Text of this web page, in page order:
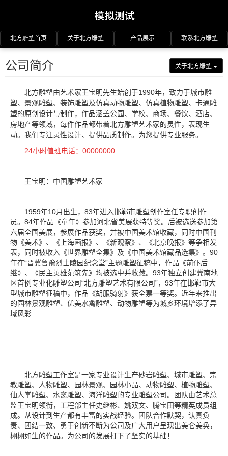
北方雕塑首页 关于北方雕塑 产品展示 联系北方雕塑
公司简介 关于北方雕塑
北方雕塑由艺术家王宝明先生始创于1990年，致力于城市雕
塑、景观雕塑、装饰雕塑及仿真动物雕塑、仿真植物雕塑、卡通雕
塑的原创设计与制作，作品涵盖公园、学校、商场、餐饮、酒店、
房地产等领域，每件作品都带着北方雕塑艺术家的灵性，表现生
动。我们专注灵性设计、提供品质制作。为您提供专业服务。
24小时值班电话：00000000
王宝明：中国雕塑艺术家
1959年10月出生，83年进入邯郸市雕塑创作室任专职创作
员。84年作品《童年》参加河北省美展获特等奖。后被选送参加第
六届全国美展， 参展作品获奖，并被中国美术馆收藏，同时中国刊
物《美术》、《上海画报》、《新观察》、《北京晚报》等争相发
表，同时被收入《世界雕塑全集》及《中国美术馆藏品选集》。90
年在“晋冀鲁豫烈士陵园纪念堂”主题雕塑征稿中，作品《前仆后
继》、《民主英雄范筑先》均被选中并收藏。93年独立创建冀南地
区首例专业化雕塑公司“北方雕塑艺术有限公司”，93年在邯郸市大
型城市雕塑征稿中，作品《胡服骑射》获全票一等奖。近年来推出
的园林景观雕塑、优美水禽雕塑、动物雕塑等为城乡环境增添了异
域风彩.
北方雕塑工作室是一家专业设计生产砂岩雕塑、城市雕塑、宗
教雕塑、人物雕塑、园林景观、园林小品、动物雕塑、植物雕塑、
仙人掌雕塑、水禽雕塑、海洋雕塑的专业雕塑公司。团队由艺术总
监王宝明领衔，工程部主任史继彬、姚双文、腾宝田等精英成员组
成。从设计到生产都有丰富的实战经验。团队合作默契，认真负
责、团结一致、勇于创新不断为公司及广大用户呈现出美仑美奂，
栩栩如生的作品。为公司的发展打下了坚实的基础！